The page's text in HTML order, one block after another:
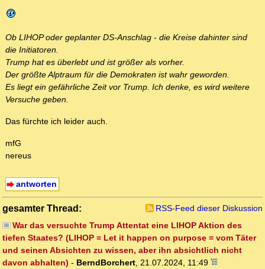
Ob LIHOP oder geplanter DS-Anschlag - die Kreise dahinter sind
die Initiatoren.
Trump hat es überlebt und ist größer als vorher.
Der größte Alptraum für die Demokraten ist wahr geworden.
Es liegt ein gefährliche Zeit vor Trump. Ich denke, es wird weitere
Versuche geben.
Das fürchte ich leider auch.
mfG
nereus
antworten
gesamter Thread:
RSS-Feed dieser Diskussion
War das versuchte Trump Attentat eine LIHOP Aktion des
tiefen Staates? (LIHOP = Let it happen on purpose = vom Täter
und seinen Absichten zu wissen, aber ihn absichtlich nicht
davon abhalten) - BerndBorchert, 21.07.2024, 11:49